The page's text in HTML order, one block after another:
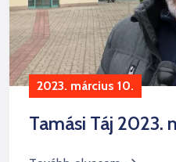
2023. március 10.
Tamási Táj 2023.